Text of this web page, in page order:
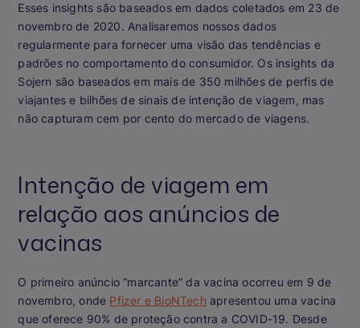
Esses insights são baseados em dados coletados em 23 de
novembro de 2020. Analisaremos nossos dados
regularmente para fornecer uma visão das tendências e
padrões no comportamento do consumidor. Os insights da
Sojern são baseados em mais de 350 milhões de perfis de
viajantes e bilhões de sinais de intenção de viagem, mas
não capturam cem por cento do mercado de viagens.
Intenção de viagem em
relação aos anúncios de
vacinas
O primeiro anúncio “marcante” da vacina ocorreu em 9 de
novembro, onde Pfizer e BioNTech apresentou uma vacina
que oferece 90% de proteção contra a COVID-19. Desde